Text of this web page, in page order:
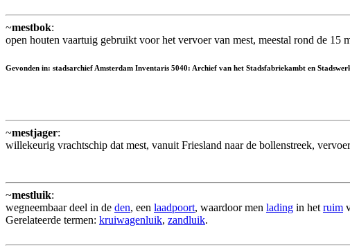
~mestbok:
open houten vaartuig gebruikt voor het vervoer van mest, meestal rond de 15
Gevonden in: stadsarchief Amsterdam Inventaris 5040: Archief van het Stadsfabriekambt en
~mestjager:
willekeurig vrachtschip dat mest, vanuit Friesland naar de bollenstreek,
~mestluik:
wegneembaar deel in de den, een laadpoort, waardoor men lading in het ruim
Gerelateerde termen: kruiwagenluik, zandluik.